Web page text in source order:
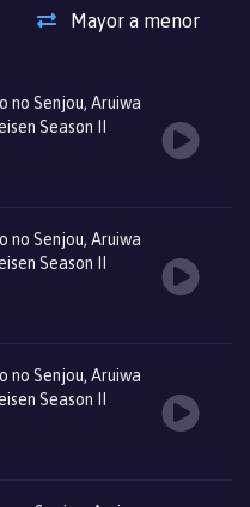
Mayor a menor
no Senjou, Aruiwa
Season II
no Senjou, Aruiwa
Season II
no Senjou, Aruiwa
Season II